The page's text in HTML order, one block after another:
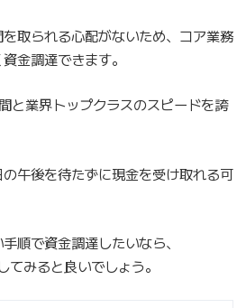
取られる心配がないため、コア業務
金調達できます。
と業界トップクラスのスピードを誇
午後を待たずに現金を受け取れる可
順で資金調達したいなら、
みると良いでしょう。